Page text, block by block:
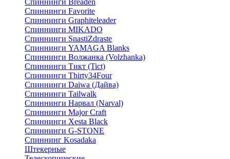
Спиннинги Breaden
Спиннинги Favorite
Спиннинги Graphiteleader
Спиннинги MIKADO
Спиннинги SnastiZdraste
Спиннинги YAMAGA Blanks
Спиннинги Волжанка (Volzhanka)
Спиннинги Тикт (Tict)
Спиннинги Thirty34Four
Спиннинги Daiwa (Дайва)
Спиннинги Tailwalk
Спиннинги Нарвал (Narval)
Спиннинги Major Craft
Спиннинги Xesta Black
Спиннинги G-STONE
Спиннинг Kosadaka
Штекерные